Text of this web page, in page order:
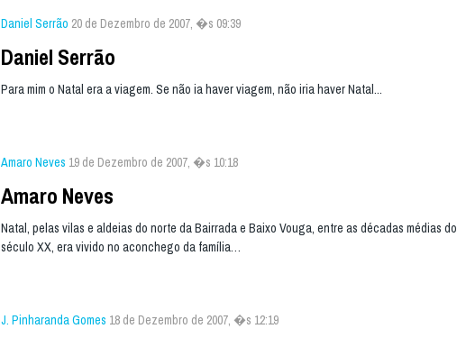
Daniel Serrão 20 de Dezembro de 2007, �s 09:39
Daniel Serrão
Para mim o Natal era a viagem. Se não ia haver viagem, não iria haver Natal...
Amaro Neves 19 de Dezembro de 2007, �s 10:18
Amaro Neves
Natal, pelas vilas e aldeias do norte da Bairrada e Baixo Vouga, entre as décadas médias do
século XX, era vivido no aconchego da família…
J. Pinharanda Gomes 18 de Dezembro de 2007, �s 12:19